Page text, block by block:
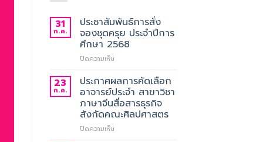
31
ก.ค.
ประชาสัมพันธ์การสั่ง
จองชุดครุย ประจำปีการ
ศึกษา 2568
ปิดความเห็นบน
การ
สั่ง
จอง
ชุด
ครุย
ประจำ
23
ก.ค.
ประกาศผลการคัดเลือก
อาจารย์ประจำ สาขาวิชา
ภาษาจีนสื่อสารธุรกิจ
สังกัดคณะศิลปศาสตร
ปิดความเห็นบน